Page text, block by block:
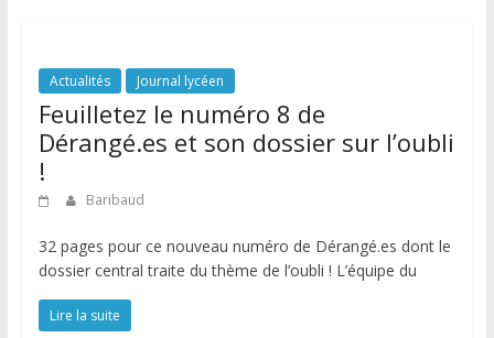
Actualités Journal lycéen
Feuilletez le numéro 8 de
Dérangé.es et son dossier sur l’oubli
!
Baribaud
32 pages pour ce nouveau numéro de Dérangé.es dont le
dossier central traite du thème de l’oubli ! L’équipe du
Lire la suite